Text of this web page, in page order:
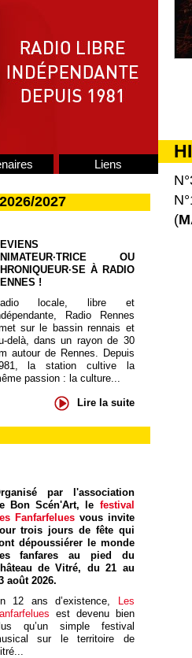
Liens
2027
OU
À RADIO
!
locale, libre et
Radio Rennes
sur le bassin rennais et
delà, dans un rayon de 30
autour de Rennes. Depuis
la station cultive la
passion : la culture...
Lire la suite
par l'association
Bon Scén'Art, le festival
Fanfarfelues vous invite
trois jours de fête qui
dépoussiérer le monde
fanfares au pied du
de Vitré, du 21 au
août 2026.
12 ans d’existence, Les
est devenu bien
qu’un simple festival
sur le territoire de
(